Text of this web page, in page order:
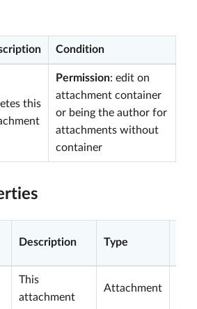
Condition
this
Permission: edit on
attachment container
or being the author for
attachments without
container
Description Type
This
attachment
Attachment